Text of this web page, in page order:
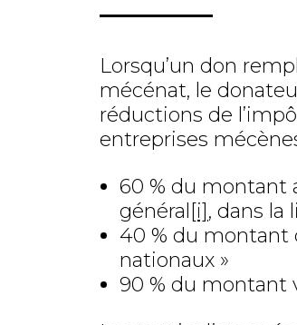
Lorsqu’un don
mécénat, le
réductions de
entreprises
60 % du montant
général [i], dans la
40 % du montant
nationaux »
90 % du montant